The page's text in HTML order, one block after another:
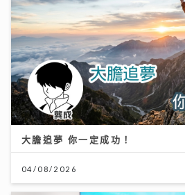
大膽追夢 你一定成功！
04/08/2026